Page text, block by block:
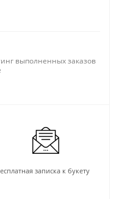
выполненных заказов
записка к букету